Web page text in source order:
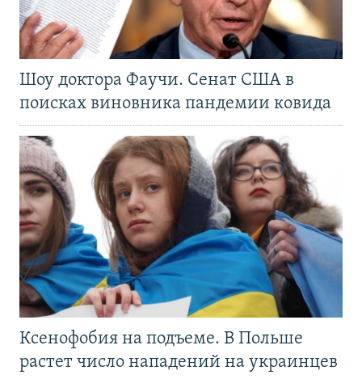
Шоу доктора Фаучи. Сенат США в
поисках виновника пандемии ковида
Ксенофобия на подъеме. В Польше
растет число нападений на украинцев